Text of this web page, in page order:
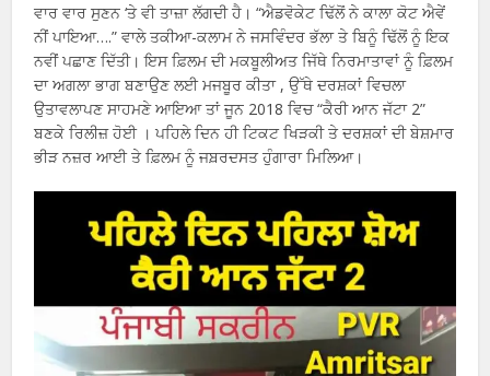
ਵਾਰ ਵਾਰ ਸੁਣਨ ‘ਤੇ ਵੀ ਤਾਜ਼ਾ ਲੱਗਦੀ ਹੈ। “ਐਡਵੋਕੇਟ ਢਿੱਲੋਂ ਨੇ ਕਾਲਾ ਕੋਟ ਐਵੇਂ
ਨੀਂ ਪਾਇਆ….” ਵਾਲੇ ਤਕੀਆ-ਕਲਾਮ ਨੇ ਜਸਵਿੰਦਰ ਭੱਲਾ ਤੇ ਬਿਨੂੰ ਢਿੱਲੋਂ ਨੂੰ ਇਕ
ਨਵੀਂ ਪਛਾਣ ਦਿੱਤੀ। ਇਸ ਫ਼ਿਲਮ ਦੀ ਮਕਬੂਲੀਅਤ ਜਿੱਥੇ ਨਿਰਮਾਤਾਵਾਂ ਨੂੰ ਫ਼ਿਲਮ
ਦਾ ਅਗਲਾ ਭਾਗ ਬਣਾਉਣ ਲਈ ਮਜਬੂਰ ਕੀਤਾ , ਉੱਥੇ ਦਰਸ਼ਕਾਂ ਵਿਚਲਾ
ਉਤਾਵਲਾਪਣ ਸਾਹਮਣੇ ਆਇਆ ਤਾਂ ਜੂਨ 2018 ਵਿਚ “ਕੈਰੀ ਆਨ ਜੱਟਾ 2”
ਬਣਕੇ ਰਿਲੀਜ਼ ਹੋਈ । ਪਹਿਲੇ ਦਿਨ ਹੀ ਟਿਕਟ ਖਿੜਕੀ ਤੇ ਦਰਸ਼ਕਾਂ ਦੀ ਬੇਸ਼ਮਾਰ
ਭੀੜ ਨਜ਼ਰ ਆਈ ਤੇ ਫ਼ਿਲਮ ਨੂੰ ਜਬ਼ਰਦਸਤ ਹੁੰਗਾਰਾ ਮਿਲਿਆ।